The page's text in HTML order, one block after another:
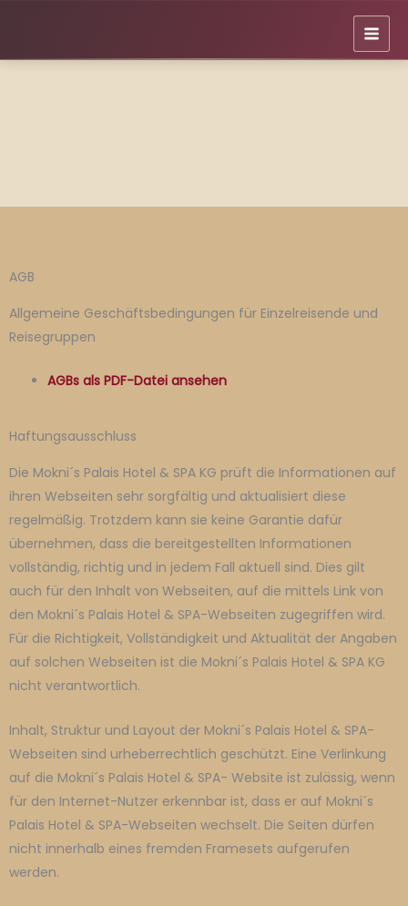
springen
AGB
Allgemeine Geschäftsbedingungen für Einzelreisende und
Reisegruppen
AGBs als PDF-Datei ansehen
Haftungsausschluss
Die Mokni´s Palais Hotel & SPA KG prüft die Informationen auf
ihren Webseiten sehr sorgfältig und aktualisiert diese
regelmäßig. Trotzdem kann sie keine Garantie dafür
übernehmen, dass die bereitgestellten Informationen
vollständig, richtig und in jedem Fall aktuell sind. Dies gilt
auch für den Inhalt von Webseiten, auf die mittels Link von
den Mokni´s Palais Hotel & SPA-Webseiten zugegriffen wird.
Für die Richtigkeit, Vollständigkeit und Aktualität der Angaben
auf solchen Webseiten ist die Mokni´s Palais Hotel & SPA KG
nicht verantwortlich.
Inhalt, Struktur und Layout der Mokni´s Palais Hotel & SPA-
Webseiten sind urheberrechtlich geschützt. Eine Verlinkung
auf die Mokni´s Palais Hotel & SPA- Website ist zulässig, wenn
für den Internet-Nutzer erkennbar ist, dass er auf Mokni´s
Palais Hotel & SPA-Webseiten wechselt. Die Seiten dürfen
nicht innerhalb eines fremden Framesets aufgerufen
werden.